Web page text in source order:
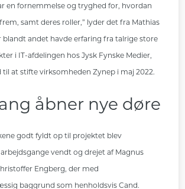
en fornemmelse og tryghed for, hvordan
samt deres roller,” lyder det fra Mathias
blandt andet havde erfaring fra talrige store
i IT-afdelingen hos Jysk Fynske Medier,
til at stifte virksomheden Zynep i maj 2022.
åbner nye døre
godt fyldt op til projektet blev
vendt og drejet af Magnus
Engberg, der med
baggrund som henholdsvis Cand.